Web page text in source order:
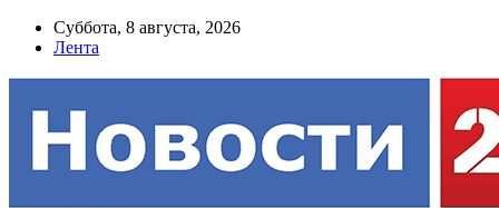
Суббота, 8 августа, 2026
Лента